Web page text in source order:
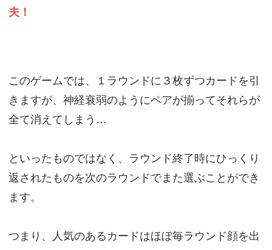
夫！
このゲームでは、１ラウンドに３枚ずつカードを引
きますが、神経衰弱のようにペアが揃ってそれらが
全て消えてしまう…
といったものではなく、ラウンド終了時にひっくり
返されたものを次のラウンドでまた選ぶことができ
ます。
つまり、人気のあるカードはほぼ毎ラウンド顔を出